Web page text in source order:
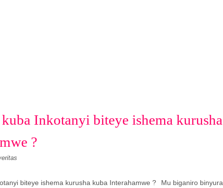
Inkotanyi biteye ishema kurusha
?
Mu biganiro binyura